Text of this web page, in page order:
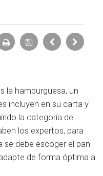
la hamburguesa, un
incluyen en su carta y
la categoría de
los expertos, para
se debe escoger el pan
de forma óptima a